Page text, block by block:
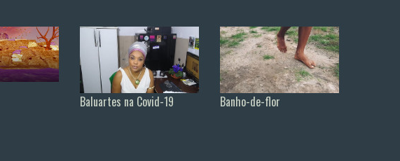
Baluartes na Covid-19 Banho-de-flor